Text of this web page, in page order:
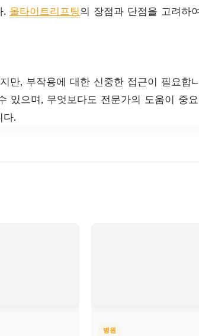
. 올타이트리프팅의 장점과 단점을 고려하
만, 부작용에 대한 신중한 접근이 필요합
있으며, 무엇보다도 전문가의 도움이 중
다.
병원